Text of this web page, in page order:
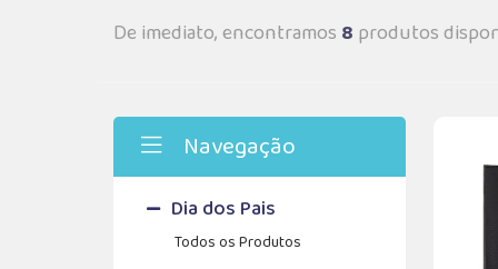
De imediato, encontramos 8 produtos
Navegação
Dia dos Pais
Todos os Produtos